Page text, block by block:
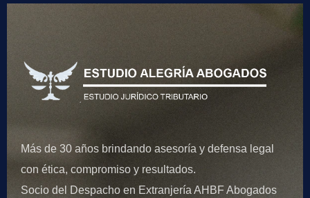
Más de 30 años brindando asesoría y defensa legal
con ética, compromiso y resultados.
Socio del Despacho en Extranjería AHBF Abogados